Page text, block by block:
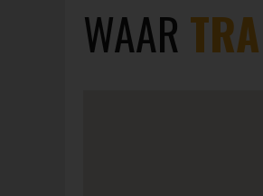
WAAR